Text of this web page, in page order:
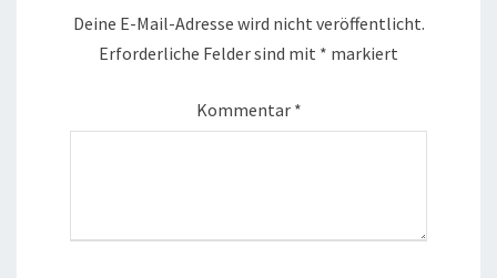
Deine E-Mail-Adresse wird nicht veröffentlicht.
Erforderliche Felder sind mit * markiert
Kommentar *